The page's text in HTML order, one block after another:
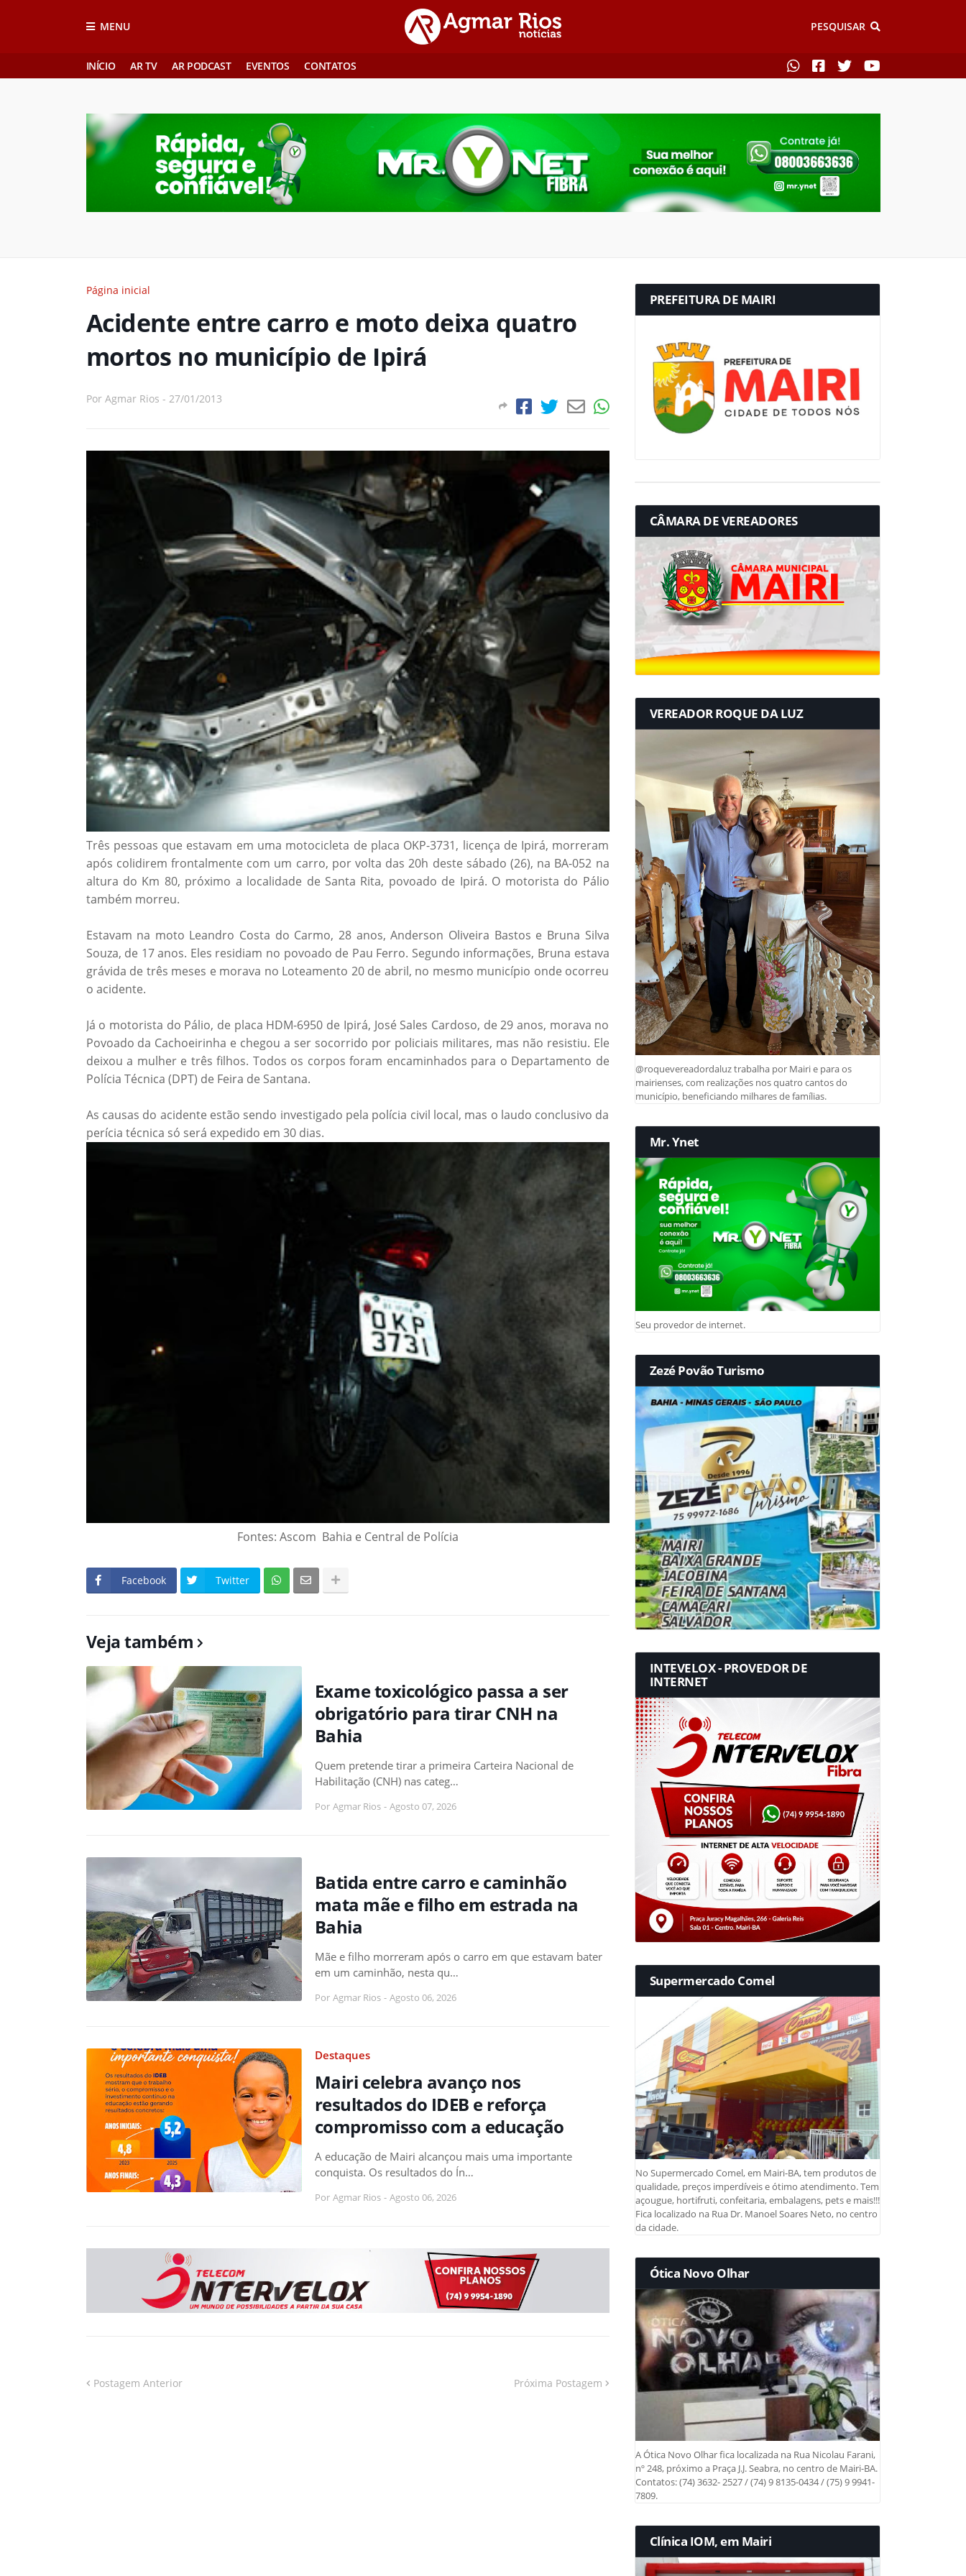
MENU PESQUISAR
INÍCIO AR TV AR PODCAST EVENTOS CONTATOS
Página inicial
Acidente entre carro e moto deixa quatro
mortos no município de Ipirá
Por Agmar Rios - 27/01/2013
Três pessoas que estavam em uma motocicleta de placa OKP-3731, licença de Ipirá, morreram
após colidirem frontalmente com um carro, por volta das 20h deste sábado (26), na BA-052 na
altura do Km 80, próximo a localidade de Santa Rita, povoado de Ipirá. O motorista do Pálio
também morreu.
Estavam na moto Leandro Costa do Carmo, 28 anos, Anderson Oliveira Bastos e Bruna Silva
Souza, de 17 anos. Eles residiam no povoado de Pau Ferro. Segundo informações, Bruna estava
grávida de três meses e morava no Loteamento 20 de abril, no mesmo município onde ocorreu
o acidente.
Já o motorista do Pálio, de placa HDM-6950 de Ipirá, José Sales Cardoso, de 29 anos, morava no
Povoado da Cachoeirinha e chegou a ser socorrido por policiais militares, mas não resistiu. Ele
deixou a mulher e três filhos. Todos os corpos foram encaminhados para o Departamento de
Polícia Técnica (DPT) de Feira de Santana.
As causas do acidente estão sendo investigado pela polícia civil local, mas o laudo conclusivo da
perícia técnica só será expedido em 30 dias.
Fontes: Ascom Bahia e Central de Polícia
Facebook Twitter
Veja também
Exame toxicológico passa a ser
obrigatório para tirar CNH na
Bahia
Quem pretende tirar a primeira Carteira Nacional de
Habilitação (CNH) nas categ…
Por Agmar Rios - Agosto 07, 2026
Batida entre carro e caminhão
mata mãe e filho em estrada na
Bahia
Mãe e filho morreram após o carro em que estavam bater
em um caminhão, nesta qu…
Por Agmar Rios - Agosto 06, 2026
Destaques
Mairi celebra avanço nos
resultados do IDEB e reforça
compromisso com a educação
A educação de Mairi alcançou mais uma importante
conquista. Os resultados do Ín…
Por Agmar Rios - Agosto 06, 2026
Postagem Anterior Próxima Postagem
PREFEITURA DE MAIRI
CÂMARA DE VEREADORES
VEREADOR ROQUE DA LUZ
@roquevereadordaluz trabalha por Mairi e para os
mairienses, com realizações nos quatro cantos do
município, beneficiando milhares de famílias.
Mr. Ynet
Seu provedor de internet.
Zezé Povão Turismo
INTEVELOX - PROVEDOR DE
INTERNET
Supermercado Comel
No Supermercado Comel, em Mairi-BA, tem produtos de
qualidade, preços imperdíveis e ótimo atendimento. Tem
açougue, hortifruti, confeitaria, embalagens, pets e mais!!!
Fica localizado na Rua Dr. Manoel Soares Neto, no centro
da cidade.
Ótica Novo Olhar
A Ótica Novo Olhar fica localizada na Rua Nicolau Farani,
nº 248, próximo a Praça J.J. Seabra, no centro de Mairi-BA.
Contatos: (74) 3632- 2527 / (74) 9 8135-0434 / (75) 9 9941-
7809.
Clínica IOM, em Mairi